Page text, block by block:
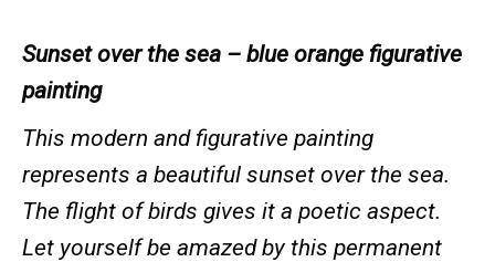
Sunset over the sea – blue orange figurative
painting
This modern and figurative painting
represents a beautiful sunset over the sea.
The flight of birds gives it a poetic aspect.
Let yourself be amazed by this permanent